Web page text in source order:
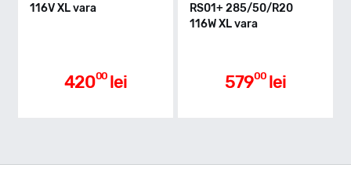
C
116V XL vara
42000 lei
RS01+ 285/50/R20
116W XL vara
57900 lei